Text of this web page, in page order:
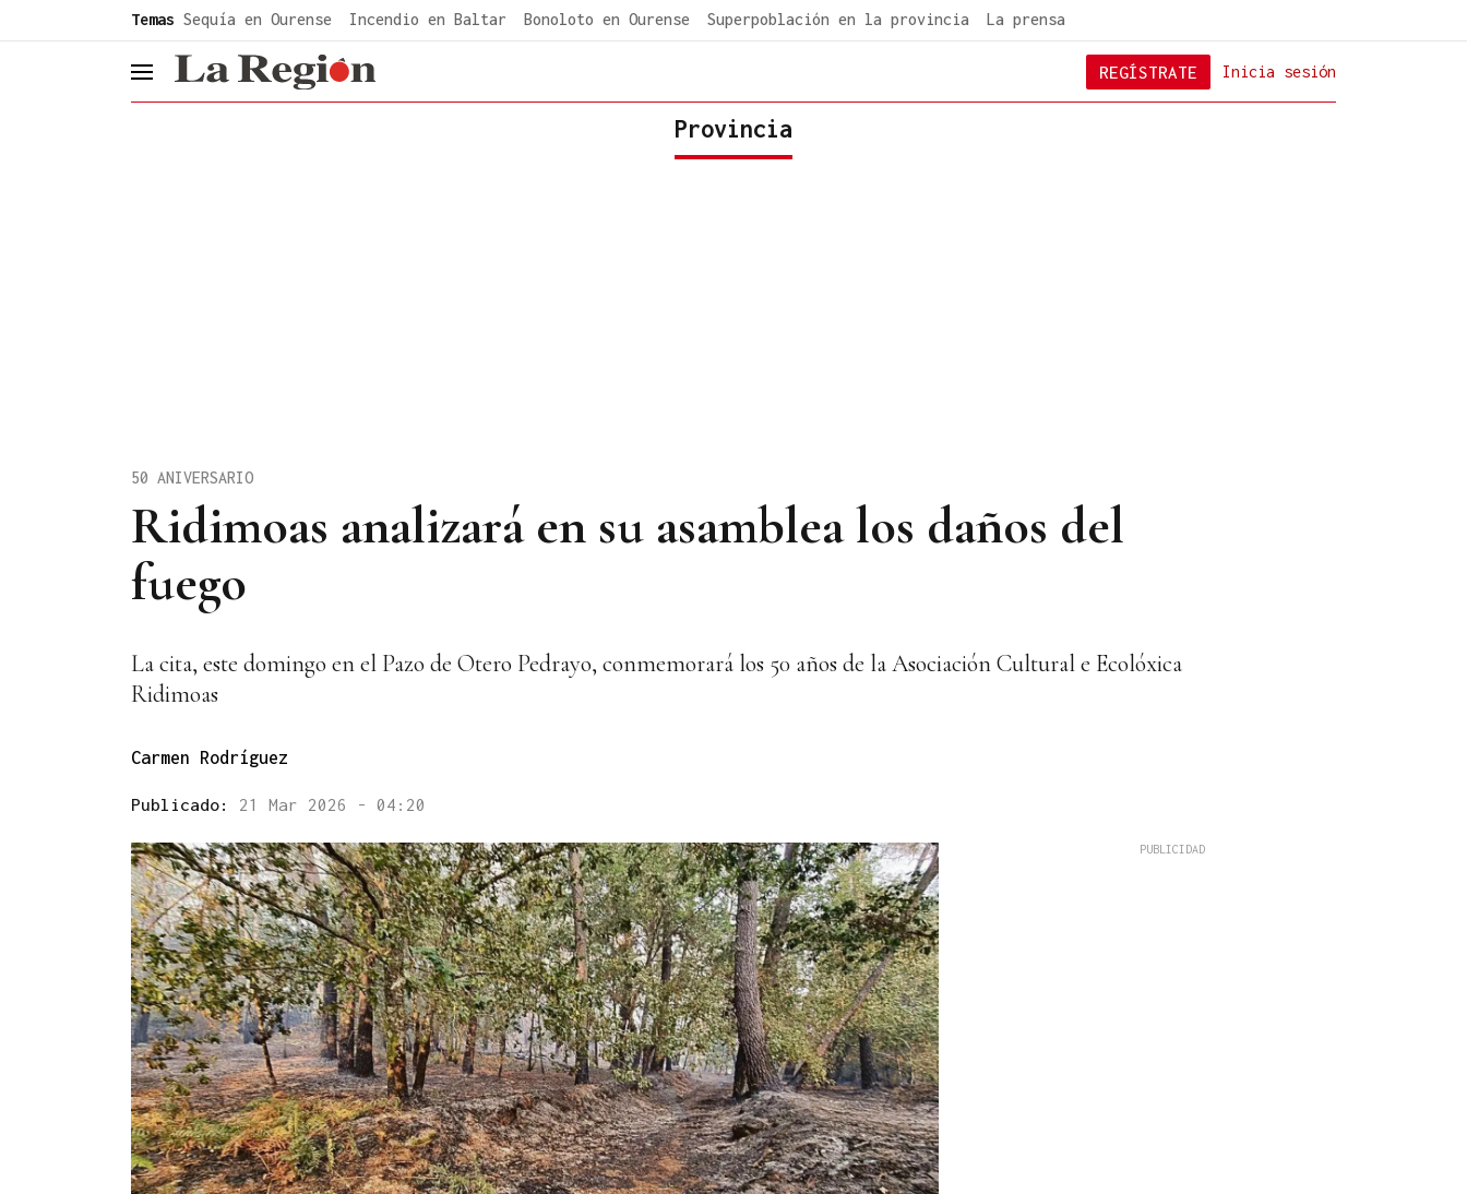
Temas Sequía en Ourense Incendio en Baltar Bonoloto en Ourense Superpoblación en la provincia La prensa
header.menu.open Inicia sesión
REGÍSTRATE
Provincia
Ridimoas analizará en su asamblea los daños del
fuego
50 ANIVERSARIO
La cita, este domingo en el Pazo de Otero Pedrayo, conmemorará los 50 años de la Asociación Cultural e Ecolóxica
Ridimoas
Carmen Rodríguez
Publicado: 21 Mar 2026 - 04:20